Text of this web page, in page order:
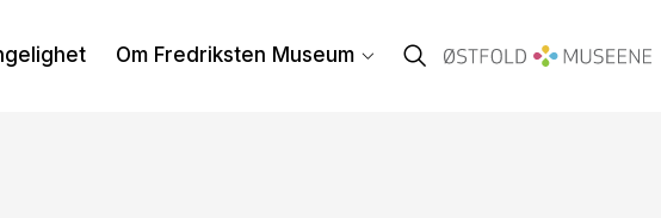
Om Fredriksten Museum